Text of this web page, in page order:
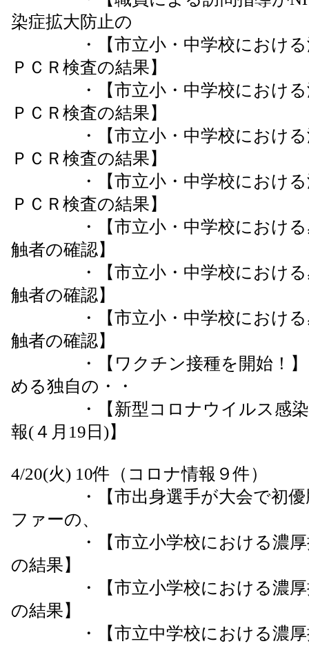
染症拡大防止の
・【市立小・中学校における濃
ＰＣＲ検査の結果】
・【市立小・中学校における濃
ＰＣＲ検査の結果】
・【市立小・中学校における濃
ＰＣＲ検査の結果】
・【市立小・中学校における濃
ＰＣＲ検査の結果】
・【市立小・中学校における感
触者の確認】
・【市立小・中学校における感
触者の確認】
・【市立小・中学校における感
触者の確認】
・【ワクチン接種を開始！】４
める独自の・・
・【新型コロナウイルス感染
報(４月19日)】
4/20(火) 10件（コロナ情報９件）
・【市出身選手が大会で初優勝
ファーの、
・【市立小学校における濃厚接
の結果】
・【市立小学校における濃厚接
の結果】
・【市立中学校における濃厚接